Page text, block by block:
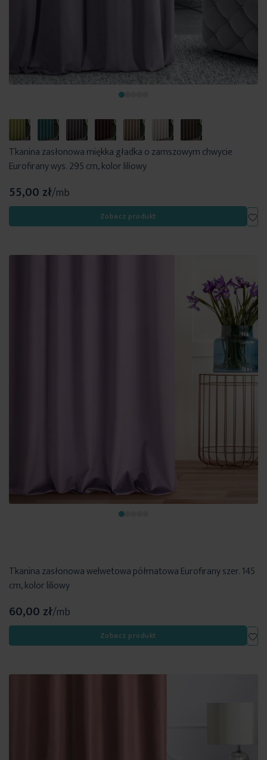
Tkanina zasłonowa miękka gładka o zamszowym chwycie
Eurofirany wys. 295 cm, kolor liliowy
55,00 zł/mb
Zobacz produkt
Tkanina zasłonowa welwetowa półmatowa Eurofirany szer. 145
cm, kolor liliowy
60,00 zł/mb
Zobacz produkt